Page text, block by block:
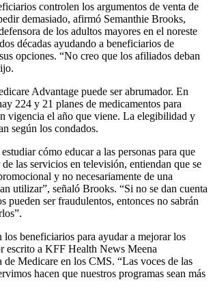
controlen los argumentos de venta de
demasiado, afirmó Semanthie Brooks,
de los adultos mayores en el noreste
décadas ayudando a beneficiarios de
opciones. “No creo que los afiliados deban
Advantage puede ser abrumador. En
224 y 21 planes de medicamentos para
vigencia el año que viene. La elegibilidad y
según los condados.
cómo educar a las personas para que
las servicios en televisión, entiendan que se
y no necesariamente de una
utilizar”, señaló Brooks. “Si no se dan cuenta
pueden ser fraudulentos, entonces no sabrán
los beneficiarios para ayudar a mejorar los
escrito a KFF Health News Meena
de Medicare en los CMS. “Las voces de las
hacen que nuestros programas sean más